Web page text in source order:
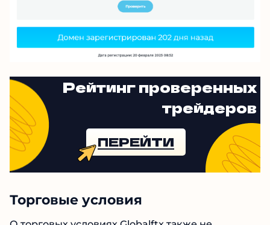
Рейтинг проверенных
трейдеров
ПЕРЕЙТИ
Торговые условия
О торговых условиях Globalftx также не